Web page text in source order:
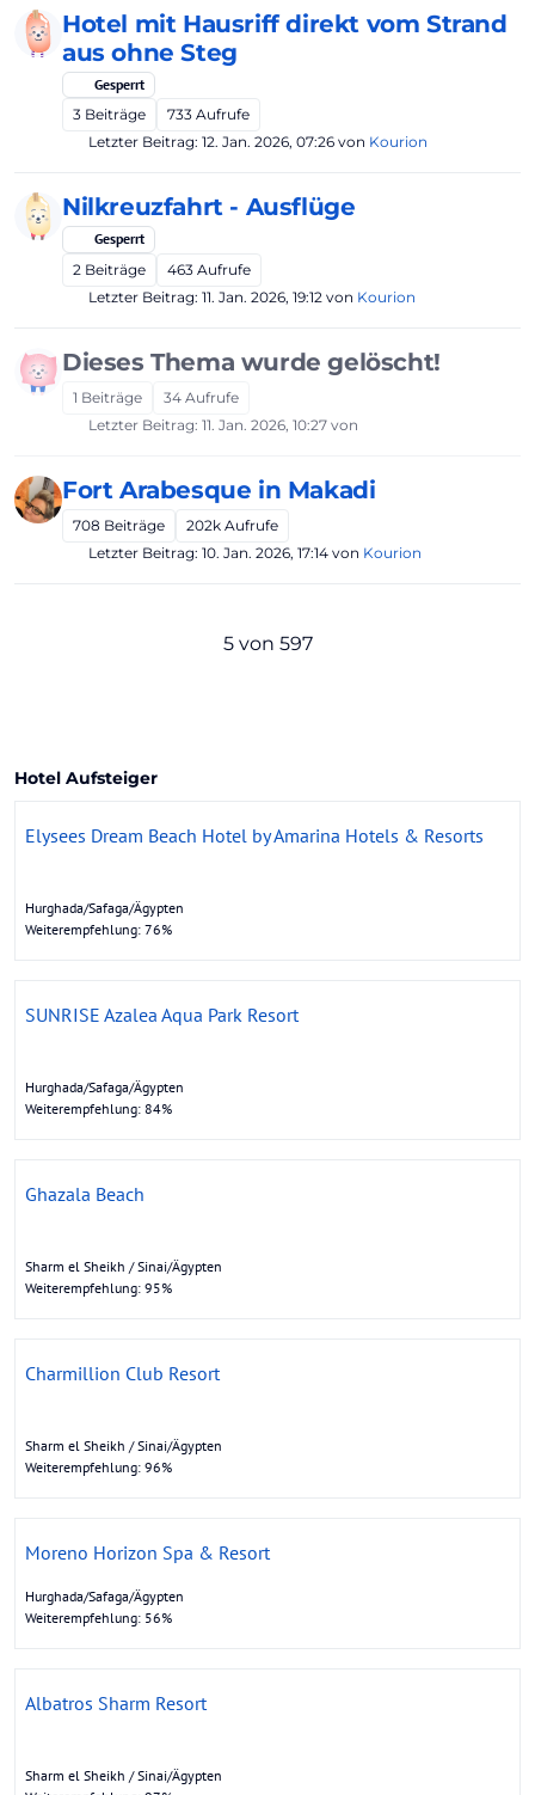
Hotel mit Hausriff direkt vom Strand
aus ohne Steg
Gesperrt
3 Beiträge 733 Aufrufe
Letzter Beitrag: 12. Jan. 2026, 07:26 von Kourion
Nilkreuzfahrt - Ausflüge
Gesperrt
2 Beiträge 463 Aufrufe
Letzter Beitrag: 11. Jan. 2026, 19:12 von Kourion
Dieses Thema wurde gelöscht!
1 Beiträge 34 Aufrufe
Letzter Beitrag: 11. Jan. 2026, 10:27 von
Fort Arabesque in Makadi
708 Beiträge 202k Aufrufe
Letzter Beitrag: 10. Jan. 2026, 17:14 von Kourion
5 von 597
Hotel Aufsteiger
Elysees Dream Beach Hotel by Amarina Hotels & Resorts
Hurghada/Safaga/Ägypten
Weiterempfehlung: 76%
SUNRISE Azalea Aqua Park Resort
Hurghada/Safaga/Ägypten
Weiterempfehlung: 84%
Ghazala Beach
Sharm el Sheikh / Sinai/Ägypten
Weiterempfehlung: 95%
Charmillion Club Resort
Sharm el Sheikh / Sinai/Ägypten
Weiterempfehlung: 96%
Moreno Horizon Spa & Resort
Hurghada/Safaga/Ägypten
Weiterempfehlung: 56%
Albatros Sharm Resort
Sharm el Sheikh / Sinai/Ägypten